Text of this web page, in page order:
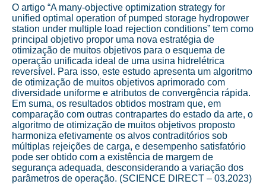
O artigo “A many-objective optimization strategy for
unified optimal operation of pumped storage hydropower
station under multiple load rejection conditions” tem como
principal objetivo propor uma nova estratégia de
otimização de muitos objetivos para o esquema de
operação unificada ideal de uma usina hidrelétrica
reversível. Para isso, este estudo apresenta um algoritmo
de otimização de muitos objetivos aprimorado com
diversidade uniforme e atributos de convergência rápida.
Em suma, os resultados obtidos mostram que, em
comparação com outras contrapartes do estado da arte, o
algoritmo de otimização de muitos objetivos proposto
harmoniza efetivamente os alvos contraditórios sob
múltiplas rejeições de carga, e desempenho satisfatório
pode ser obtido com a existência de margem de
segurança adequada, desconsiderando a variação dos
parâmetros de operação. (SCIENCE DIRECT – 03.2023)